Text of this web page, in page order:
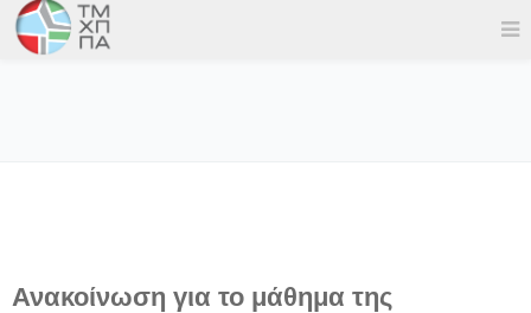
Ανακοίνωση για το μάθημα της